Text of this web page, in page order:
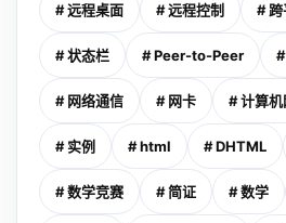
# 远程桌面 # 远程控制 # 跨
# 状态栏 # Peer-to-Peer
# 网络通信 # 网卡 # 计算机
# 实例 # html # DHTML
# 数学竞赛 # 简证 # 数学